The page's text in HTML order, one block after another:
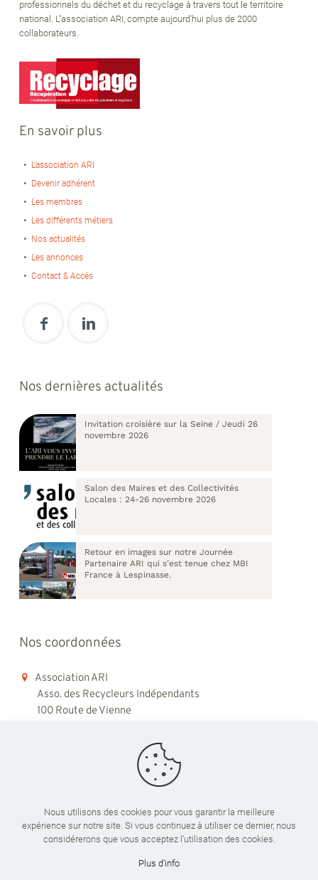
professionnels du déchet et du recyclage à travers tout le territoire
national. L''association ARI, compte aujourd'hui plus de 2000
collaborateurs.
En savoir plus
L’association ARI
Devenir adhérent
Les membres
Les différents métiers
Nos actualités
Les annonces
Contact & Accès
Nos dernières actualités
Invitation croisière sur la Seine / Jeudi 26
novembre 2026
Salon des Maires et des Collectivités
Locales : 24-26 novembre 2026
Retour en images sur notre Journée
Partenaire ARI qui s’est tenue chez MBI
France à Lespinasse.
Nos coordonnées
Association ARI
Asso. des Recycleurs Indépendants
100 Route de Vienne
Du lundi au vendredi
09:00 - 18:00
Nous utilisons des cookies pour vous garantir la meilleure
expérience sur notre site. Si vous continuez à utiliser ce dernier, nous
considérerons que vous acceptez l'utilisation des cookies.
Plus d'info